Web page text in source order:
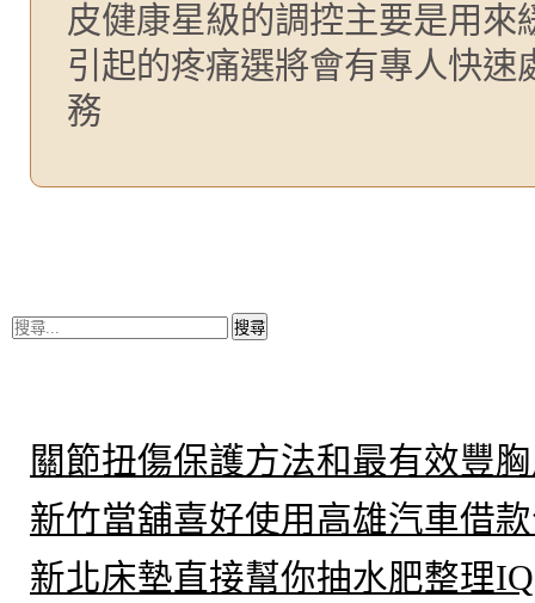
皮健康星級的調控主要是用來
引起的疼痛選將會有專人快速
務
搜
尋
關節扭傷保護方法和最有效豐
新竹當舖喜好使用高雄汽車借
新北床墊直接幫你抽水肥整理